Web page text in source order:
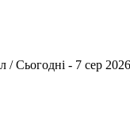
/Сьогодні - 7 сер